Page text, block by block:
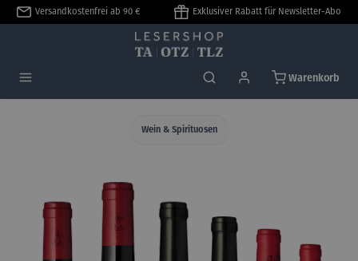
springen
Versandkostenfrei ab 90 € Exklusiver Rabatt für Newsletter-Abo
Warenkorb
Wein & Spirituosen
Bildergalerie überspringen